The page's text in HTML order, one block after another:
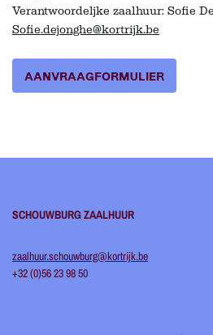
Verantwoordeljke zaalhuur: Sofie
Sofie.dejonghe@kortrijk.be
AANVRAAGFORMULIER
SCHOUWBURG ZAALHUUR
zaalhuur.schouwburg@kortrijk.be
+32 (0)56 23 98 50